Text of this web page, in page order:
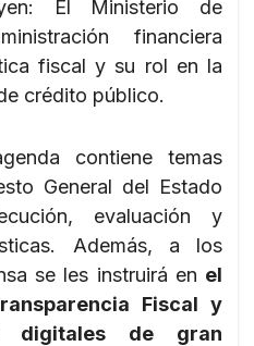
El Ministerio de
financiera
fiscal y su rol en la
crédito público.
contiene temas
General del Estado
evaluación y
Además, a los
se les instruirá en el
Fiscal y
digitales de gran